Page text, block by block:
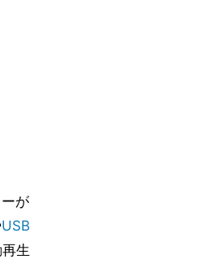
が
USB
生